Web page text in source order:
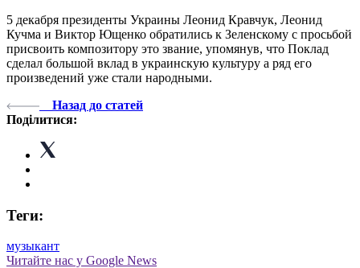
5 декабря президенты Украины Леонид Кравчук, Леонид
Кучма и Виктор Ющенко обратились к Зеленскому с просьбой
присвоить композитору это звание, упомянув, что Поклад
сделал большой вклад в украинскую культуру а ряд его
произведений уже стали народными.
Назад до статей
Поділитися:
Теги:
музыкант
Читайте нас у Google News